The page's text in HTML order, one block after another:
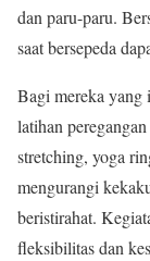
dan paru-paru.
saat bersepeda
Bagi mereka yang
latihan
stretching, yoga
mengurangi
beristirahat.
fleksibilitas dan